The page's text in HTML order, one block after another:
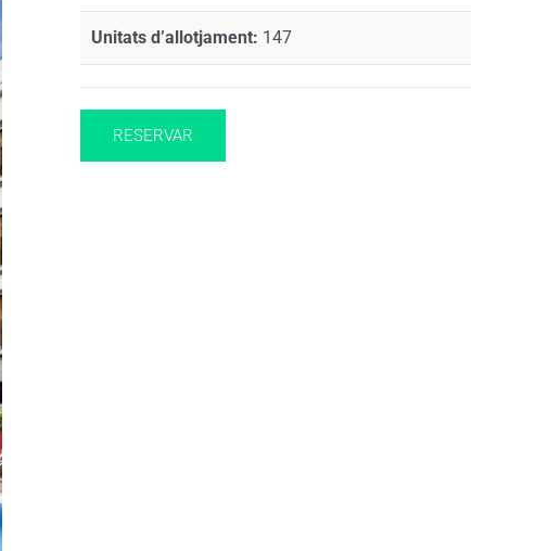
Unitats d’allotjament: 147
RESERVAR